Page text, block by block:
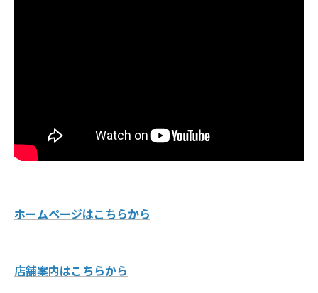
ホームページはこちらから
店舗案内はこちらから